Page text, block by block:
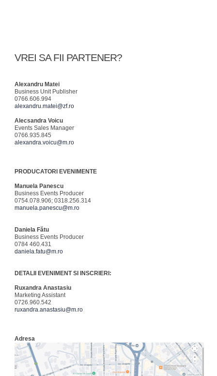
VREI SA FII PARTENER?
Alexandru Matei
Business Unit Publisher
0766.606.994
alexandru.matei@zf.ro
Alecsandra Voicu
Events Sales Manager
0766.935.845
alexandra.voicu@m.ro
PRODUCATORI EVENIMENTE
Manuela Panescu
Business Events Producer
0754.078.906; 0318.256.314
manuela.panescu@m.ro
Daniela Fătu
Business Events Producer
0784 460.431
daniela.fatu@m.ro
DETALII EVENIMENT SI INSCRIERI:
Ruxandra Anastasiu
Marketing Assistant
0726.960.542
ruxandra.anastasiu@m.ro
Adresa